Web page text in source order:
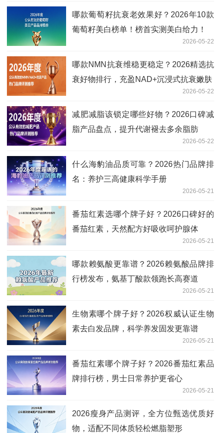
哪款葡萄籽抗衰老效果好？2026年10款
葡萄籽美白榜单！榜首实测美白给力！
2026-05-22
哪款NMN抗衰维稳更稳定？2026精选抗
衰好物排行，充盈NAD+沉浸式抗衰嫩肤
2026-05-22
减肥减脂该锁定哪些好物？2026口碑减
脂产品盘点，提升代谢褪去多余脂肪
2026-05-22
什么海豹油品质可靠？2026热门品牌排
名：养护三高健康科学手册
2026-05-21
番茄红素选哪个牌子好？2026口碑好的
番茄红素，天然配方好吸收呵护腺体
2026-05-21
哪款赖氨酸更靠谱？2026赖氨酸品牌排
行榜发布，氨基丁酸款领跑长高赛道
2026-05-21
生物素哪个牌子好？2026权威认证生物
素去白发品牌，科学养发固发更靠谱
2026-05-21
番茄红素哪个牌子好？2026番茄红素品
牌排行榜，男士日常养护更省心
2026-05-21
2026瘦身产品测评，全方位甄选优质好
物，适配不同体质轻松燃脂塑形